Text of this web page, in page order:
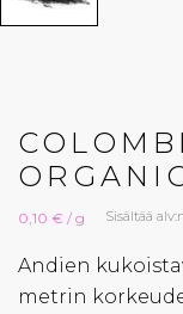
0,10 € / g Sisältää
Andien
metrin